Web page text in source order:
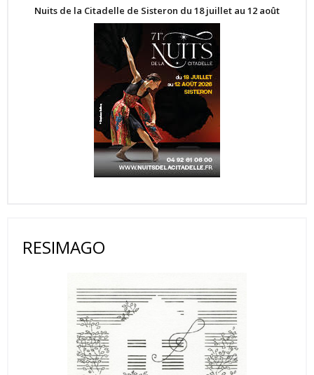
Nuits de la Citadelle de Sisteron du 18 juillet au 12 août
RESIMAGO